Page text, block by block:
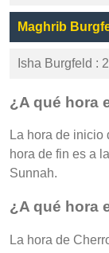
Maghrib
Isha Burgfeld :
¿A qué hora
La hora de inicio
hora de fin es a
Sunnah.
¿A qué hora
La hora de